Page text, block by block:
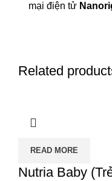
mại điện tử
Related
READ MORE
Nutria Baby